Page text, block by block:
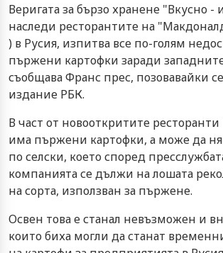
Веригата за бързо хранене "Вкусно -
наследи ресторантите на
) в Русия, изпитва все по-голям
пържени картофки заради
съобщава Франс прес, позовавайки
издание РБК.
В част от новооткритите
има пържени картофки, а може да
по селски, което според
компанията се дължи на лошата
на сорта, използван за пържене.
Освен това е станал невъзможен и
които биха могли да станат